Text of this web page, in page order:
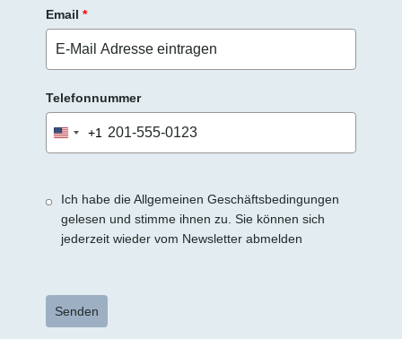
Email *
Telefonnummer
United
States
+1
Ich habe die Allgemeinen Geschäftsbedingungen
gelesen und stimme ihnen zu. Sie können sich
jederzeit wieder vom Newsletter abmelden
Senden